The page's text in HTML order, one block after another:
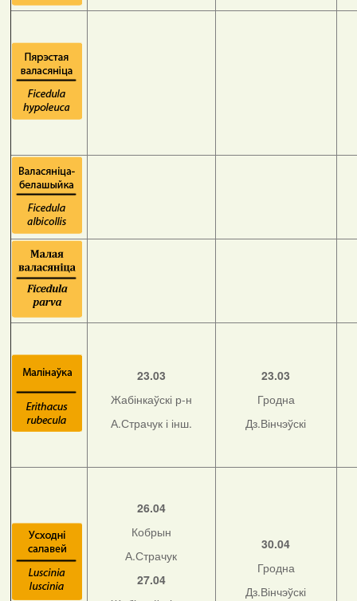
23.03
Жабінкаўскі р-н
А.Страчук і інш.
23.03
Гродна
Дз.Вінчэўскі
26.04
Кобрын
А.Страчук
27.04
30.04
Гродна
Дз.Вінчэўскі